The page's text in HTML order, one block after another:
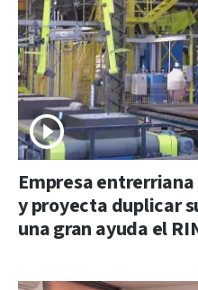
Empresa
y proyecta duplicar
una gran ayuda el